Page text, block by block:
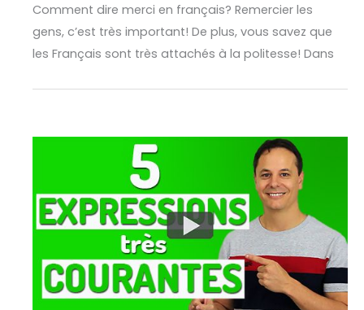
Comment dire merci en français? Remercier les
gens, c’est très important! De plus, vous savez que
les Français sont très attachés à la politesse! Dans